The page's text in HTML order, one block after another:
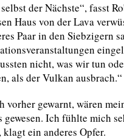
der Nächste“, fasst
Haus von der Lava
Paar in den Siebzigern
nicht, was wir tun
als der Vulkan ausbrach.“
vorher gewarnt, wären
gewesen. Ich fühlte mich
klagt ein anderes Opfer.